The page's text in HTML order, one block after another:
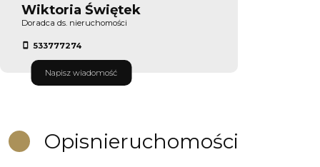
Wiktoria Świętek
Doradca ds. nieruchomości
533777274
Napisz wiadomość
Opisnieruchomości